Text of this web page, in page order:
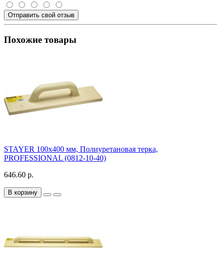
Отправить свой отзыв
Похожие товары
STAYER 100x400 мм, Полиуретановая терка,
PROFESSIONAL (0812-10-40)
646.60 р.
В корзину